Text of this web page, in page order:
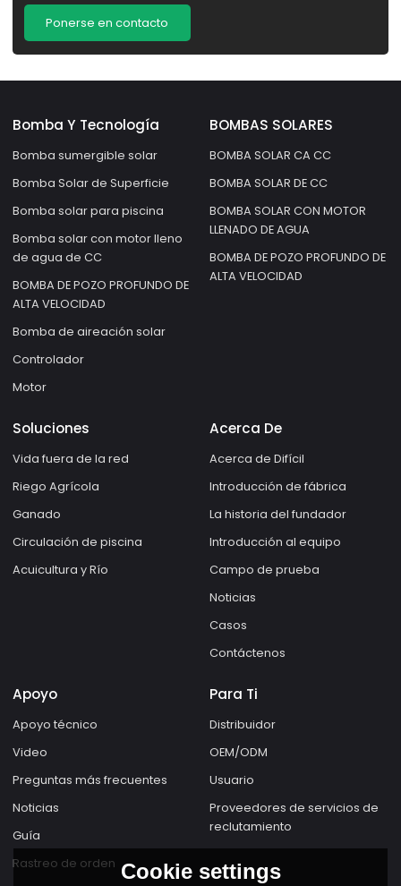
Ponerse en contacto
Bomba Y Tecnología
Bomba sumergible solar
Bomba Solar de Superficie
Bomba solar para piscina
Bomba solar con motor lleno
de agua de CC
BOMBA DE POZO PROFUNDO DE
ALTA VELOCIDAD
Bomba de aireación solar
Controlador
Motor
BOMBAS SOLARES
BOMBA SOLAR CA CC
BOMBA SOLAR DE CC
BOMBA SOLAR CON MOTOR
LLENADO DE AGUA
BOMBA DE POZO PROFUNDO DE
ALTA VELOCIDAD
Soluciones
Vida fuera de la red
Riego Agrícola
Ganado
Circulación de piscina
Acuicultura y Río
Acerca De
Acerca de Difícil
Introducción de fábrica
La historia del fundador
Introducción al equipo
Campo de prueba
Noticias
Casos
Contáctenos
Apoyo
Apoyo técnico
Video
Preguntas más frecuentes
Noticias
Guía
Rastreo de orden
Para Ti
Distribuidor
OEM/ODM
Usuario
Proveedores de servicios de
reclutamiento
Cookie settings